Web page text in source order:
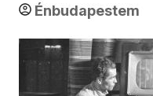
Énbudapestem